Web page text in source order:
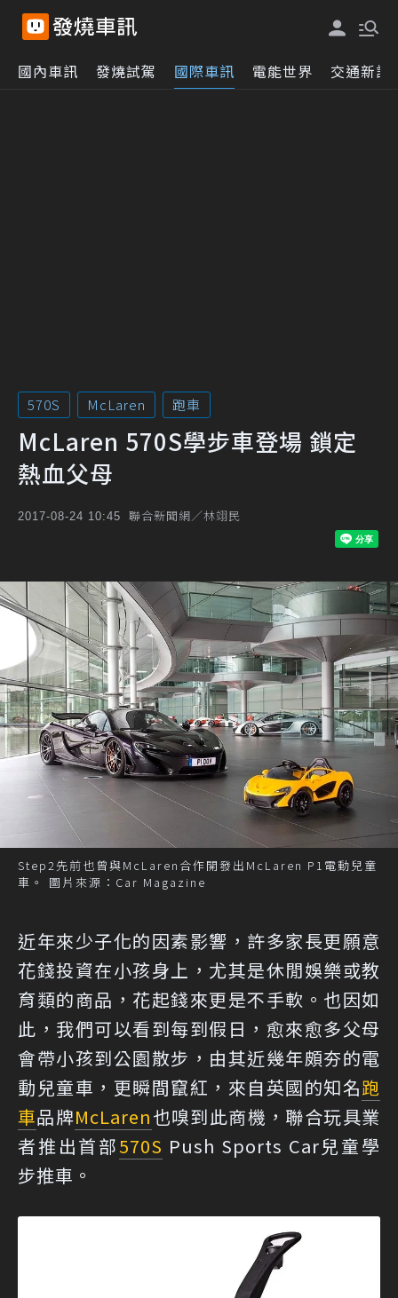
國內車訊 發燒試駕 國際車訊 電能世界 交通新訊
570S McLaren 跑車
McLaren 570S學步車登場 鎖定
熱血父母
2017-08-24 10:45 聯合新聞網／林翊民
Step2先前也曾與McLaren合作開發出McLaren P1電動兒童
車。 圖片來源：Car Magazine
近年來少子化的因素影響，許多家長更願意
花錢投資在小孩身上，尤其是休閒娛樂或教
育類的商品，花起錢來更是不手軟。也因如
此，我們可以看到每到假日，愈來愈多父母
會帶小孩到公園散步，由其近幾年頗夯的電
動兒童車，更瞬間竄紅，來自英國的知名跑
車品牌McLaren也嗅到此商機，聯合玩具業
者推出首部570S Push Sports Car兒童學
步推車。